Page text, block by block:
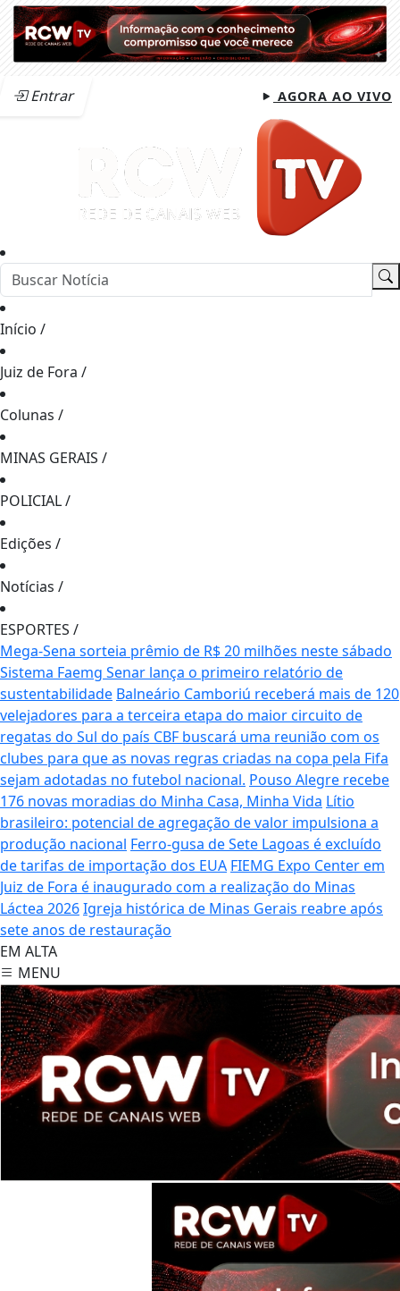
Entrar AGORA AO VIVO
Início /
Juiz de Fora /
Colunas /
MINAS GERAIS /
POLICIAL/
Edições /
Notícias /
ESPORTES /
Mega-Sena sorteia prêmio de R$ 20 milhões neste sábado
Sistema Faemg Senar lança o primeiro relatório de
sustentabilidade Balneário Camboriú receberá mais de 120
velejadores para a terceira etapa do maior circuito de
regatas do Sul do país CBF buscará uma reunião com os
clubes para que as novas regras criadas na copa pela Fifa
sejam adotadas no futebol nacional. Pouso Alegre recebe
176 novas moradias do Minha Casa, Minha Vida Lítio
brasileiro: potencial de agregação de valor impulsiona a
produção nacional Ferro-gusa de Sete Lagoas é excluído
de tarifas de importação dos EUA FIEMG Expo Center em
Juiz de Fora é inaugurado com a realização do Minas
Láctea 2026Igreja histórica de Minas Gerais reabre após
sete anos de restauração
EM ALTA
MENU